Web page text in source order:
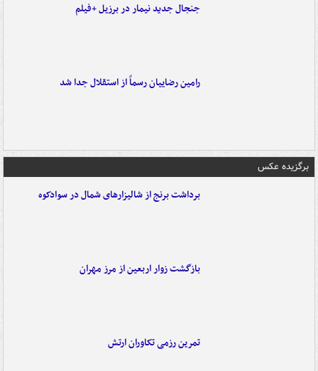
جنجال جدید نیمار در برزیل +فیلم
رامین رضاییان رسماً از استقلال جدا شد
برگزیده عکس
برداشت برنج از شالیزارهای شمال در سوادکوه
بازگشت زوار اربعین از مرز مهران
تمرین رزمی تکاوران ارتش